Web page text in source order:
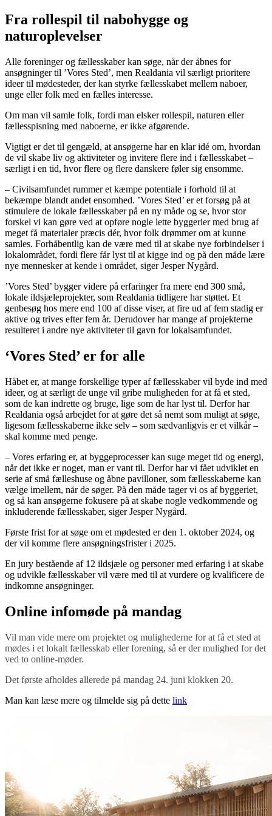
Fra rollespil til nabohygge og
naturoplevelser
Alle foreninger og fællesskaber kan søge, når der åbnes for
ansøgninger til ’Vores Sted’, men Realdania vil særligt prioritere
ideer til mødesteder, der kan styrke fællesskabet mellem naboer,
unge eller folk med en fælles interesse.
Om man vil samle folk, fordi man elsker rollespil, naturen eller
fællesspisning med naboerne, er ikke afgørende.
Vigtigt er det til gengæld, at ansøgerne har en klar idé om, hvordan
de vil skabe liv og aktiviteter og invitere flere ind i fællesskabet –
særligt i en tid, hvor flere og flere danskere føler sig ensomme.
– Civilsamfundet rummer et kæmpe potentiale i forhold til at
bekæmpe blandt andet ensomhed. ’Vores Sted’ er et forsøg på at
stimulere de lokale fællesskaber på en ny måde og se, hvor stor
forskel vi kan gøre ved at opføre nogle lette byggerier med brug af
meget få materialer præcis dér, hvor folk drømmer om at kunne
samles. Forhåbentlig kan de være med til at skabe nye forbindelser i
lokalområdet, fordi flere får lyst til at kigge ind og på den måde lære
nye mennesker at kende i området, siger Jesper Nygård.
’Vores Sted’ bygger videre på erfaringer fra mere end 300 små,
lokale ildsjæleprojekter, som Realdania tidligere har støttet. Et
genbesøg hos mere end 100 af disse viser, at fire ud af fem stadig er
aktive og trives efter fem år. Derudover har mange af projekterne
resulteret i andre nye aktiviteter til gavn for lokalsamfundet.
‘Vores Sted’ er for alle
Håbet er, at mange forskellige typer af fællesskaber vil byde ind med
ideer, og at særligt de unge vil gribe muligheden for at få et sted,
som de kan indrette og bruge, lige som de har lyst til. Derfor har
Realdania også arbejdet for at gøre det så nemt som muligt at søge,
ligesom fællesskaberne ikke selv – som sædvanligvis er et vilkår –
skal komme med penge.
– Vores erfaring er, at byggeprocesser kan suge meget tid og energi,
når det ikke er noget, man er vant til. Derfor har vi fået udviklet en
serie af små fælleshuse og åbne pavilloner, som fællesskaberne kan
vælge imellem, når de søger. På den måde tager vi os af byggeriet,
og så kan ansøgerne fokusere på at skabe nogle vedkommende og
inkluderende fællesskaber, siger Jesper Nygård.
Første frist for at søge om et mødested er den 1. oktober 2024, og
der vil komme flere ansøgningsfrister i 2025.
En jury bestående af 12 ildsjæle og personer med erfaring i at skabe
og udvikle fællesskaber vil være med til at vurdere og kvalificere de
indkomne ansøgninger.
Online infomøde på mandag
Vil man vide mere om projektet og mulighederne for at få et sted at
mødes i et lokalt fællesskab eller forening, så er der mulighed for det
ved to online-møder.
Det første afholdes allerede på mandag 24. juni klokken 20.
Man kan læse mere og tilmelde sig på dette link